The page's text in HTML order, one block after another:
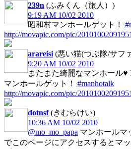
239n (ふみくん（旅人）)
9:19 AM 10/02 2010
昭和村マンホールゲット！
http://movapic.com/pic/
arareisi (悪い猫(つぶ隊/サフ
9:20 AM 10/02 2010
またまた綺麗なマンホール♥
マンホールゲット！ #manhotalk
http://movapic.com/pic/
dotnsf(きむらけい)
10:36 AM 10/02 2010
@mo_mo_papa マンホールマ
でこのページにアクセスするとマ